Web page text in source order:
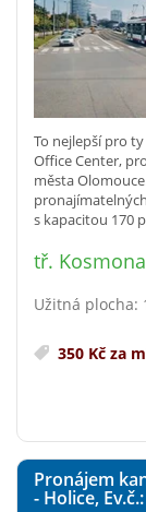
To nejlepší pro
Office Center,
města
s kapacitou 170
tř.
Užitná plocha:
350 Kč za
Pronájem
- Holice,